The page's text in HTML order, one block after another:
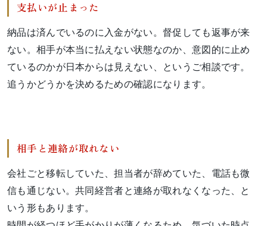
支払いが止まった
納品は済んでいるのに入金がない。督促しても返事が来
ない。相手が本当に払えない状態なのか、意図的に止め
ているのかが日本からは見えない、というご相談です。
追うかどうかを決めるための確認になります。
相手と連絡が取れない
会社ごと移転していた、担当者が辞めていた、電話も微
信も通じない。共同経営者と連絡が取れなくなった、と
いう形もあります。